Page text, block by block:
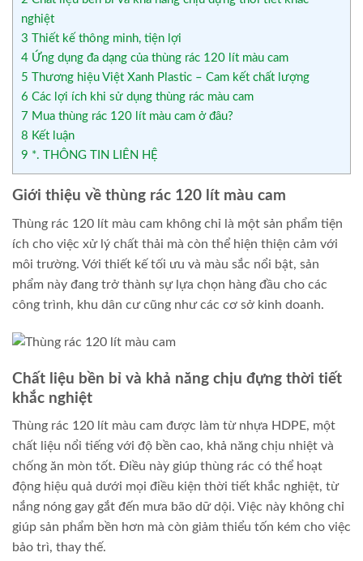
nghiệt
3 Thiết kế thông minh, tiện lợi
4 Ứng dụng đa dạng của thùng rác 120 lít màu cam
5 Thương hiệu Việt Xanh Plastic – Cam kết chất lượng
6 Các lợi ích khi sử dụng thùng rác màu cam
7 Mua thùng rác 120 lít màu cam ở đâu?
8 Kết luận
9 *. THÔNG TIN LIÊN HỆ
Giới thiệu về thùng rác 120 lít màu cam
Thùng rác 120 lít màu cam không chỉ là một sản phẩm tiện
ích cho việc xử lý chất thải mà còn thể hiện thiện cảm với
môi trường. Với thiết kế tối ưu và màu sắc nổi bật, sản
phẩm này đang trở thành sự lựa chọn hàng đầu cho các
công trình, khu dân cư cũng như các cơ sở kinh doanh.
Chất liệu bền bỉ và khả năng chịu đựng thời tiết
khắc nghiệt
Thùng rác 120 lít màu cam được làm từ nhựa HDPE, một
chất liệu nổi tiếng với độ bền cao, khả năng chịu nhiệt và
chống ăn mòn tốt. Điều này giúp thùng rác có thể hoạt
động hiệu quả dưới mọi điều kiện thời tiết khắc nghiệt, từ
nắng nóng gay gắt đến mưa bão dữ dội. Việc này không chỉ
giúp sản phẩm bền hơn mà còn giảm thiểu tốn kém cho việc
bảo trì, thay thế.